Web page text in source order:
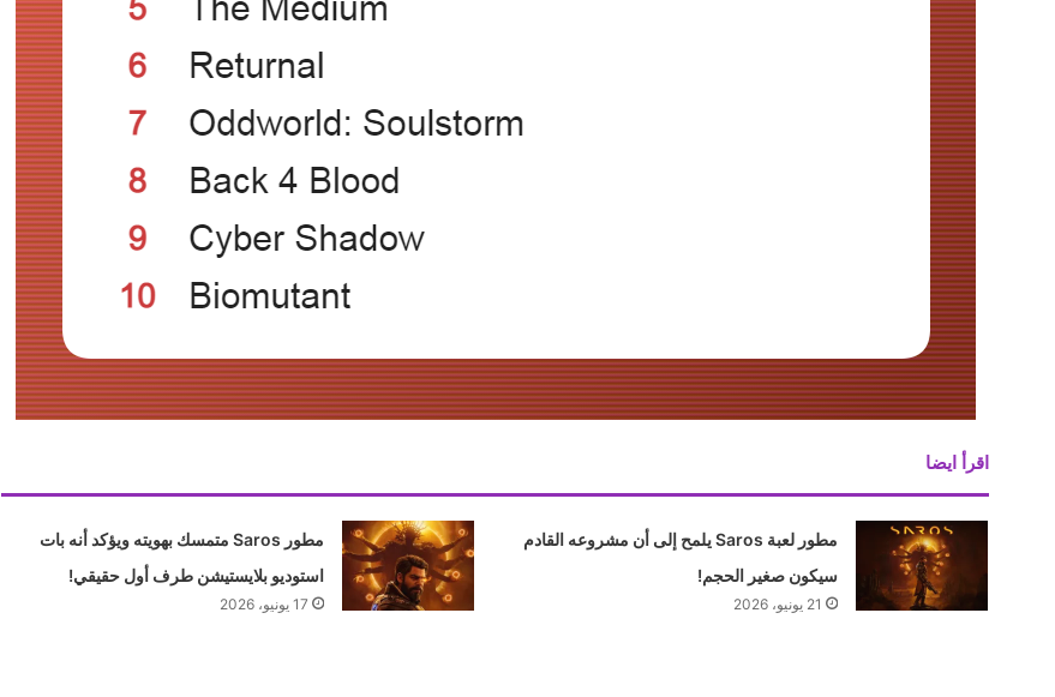
اقرأ ايضا
مطور لعبة Saros يلمح إلى أن مشروعه القادم
سيكون صغير الحجم!
21 يونيو، 2026
مطور Saros متمسك بهويته ويؤكد أنه بات
استوديو بلايستيشن طرف أول حقيقي!
17 يونيو، 2026